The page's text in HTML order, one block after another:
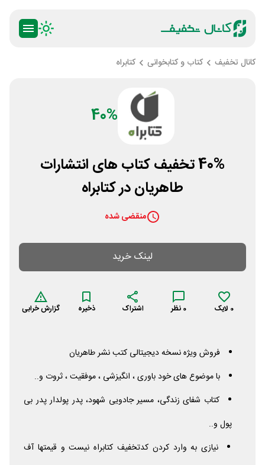
کانال تخفیف کتاب و کتابخوانی کتابراه
40%
40% تخفیف کتاب های انتشارات
طاهریان در کتابراه
منقضی شده
لینک خرید
0 لایک 0 نظر اشتراک ذخیره گزارش خرابی
فروش ویژه نسخه دیجیتالی کتب نشر طاهریان
با موضوع های خود باوری ، انگیزشی ، موفقیت ، ثروت و..
کتاب شفای زندگی، مسیر جادویی شهود، پدر پولدار پدر بی
پول و..
نیازی به وارد کردن کدتخفیف کتابراه نیست و قیمتها آف